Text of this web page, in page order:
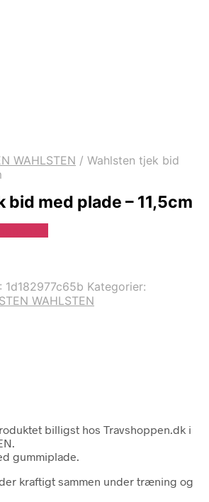
WAHLSTEN / Wahlsten tjek bid
bid med plade – 11,5cm
1d182977c65b Kategorier:
WAHLSTEN
billigst hos Travshoppen.dk i
gummiplade.
kraftigt sammen under træning og